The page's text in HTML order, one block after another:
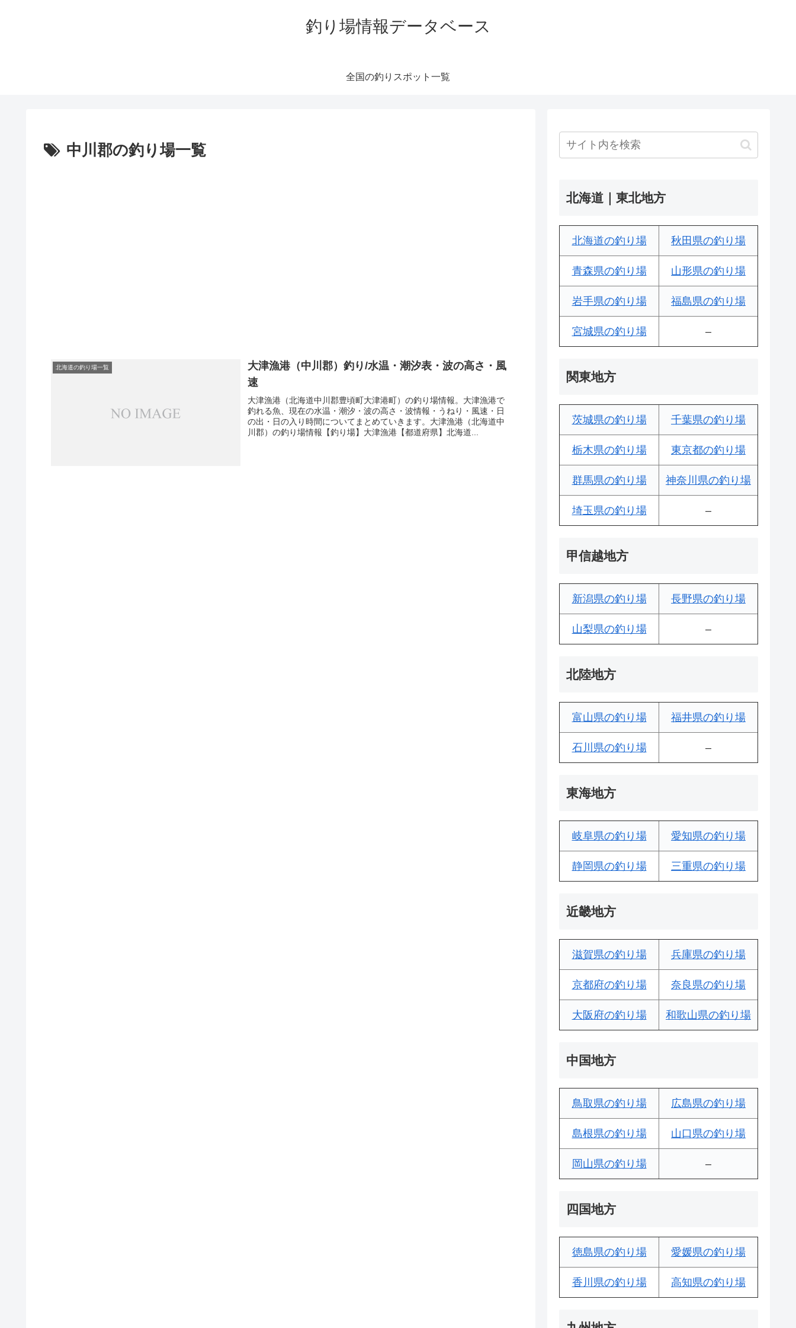
釣り場情報データベース
全国の釣りスポット一覧
中川郡の釣り場一覧
北海道の釣り場一覧
大津漁港（中川郡）釣り/水温・潮汐表・波の高さ・風
速
大津漁港（北海道中川郡豊頃町大津港町）の釣り場情報。大津漁港で
釣れる魚、現在の水温・潮汐・波の高さ・波情報・うねり・風速・日
の出・日の入り時間についてまとめていきます。大津漁港（北海道中
川郡）の釣り場情報【釣り場】大津漁港【都道府県】北海道...
北海道｜東北地方
北海道の釣り場 秋田県の釣り場
青森県の釣り場 山形県の釣り場
岩手県の釣り場 福島県の釣り場
宮城県の釣り場 –
関東地方
茨城県の釣り場 千葉県の釣り場
栃木県の釣り場 東京都の釣り場
群馬県の釣り場 神奈川県の釣り場
埼玉県の釣り場 –
甲信越地方
新潟県の釣り場 長野県の釣り場
山梨県の釣り場 –
北陸地方
富山県の釣り場 福井県の釣り場
石川県の釣り場 –
東海地方
岐阜県の釣り場 愛知県の釣り場
静岡県の釣り場 三重県の釣り場
近畿地方
滋賀県の釣り場 兵庫県の釣り場
京都府の釣り場 奈良県の釣り場
大阪府の釣り場 和歌山県の釣り場
中国地方
鳥取県の釣り場 広島県の釣り場
島根県の釣り場 山口県の釣り場
岡山県の釣り場 –
四国地方
徳島県の釣り場 愛媛県の釣り場
香川県の釣り場 高知県の釣り場